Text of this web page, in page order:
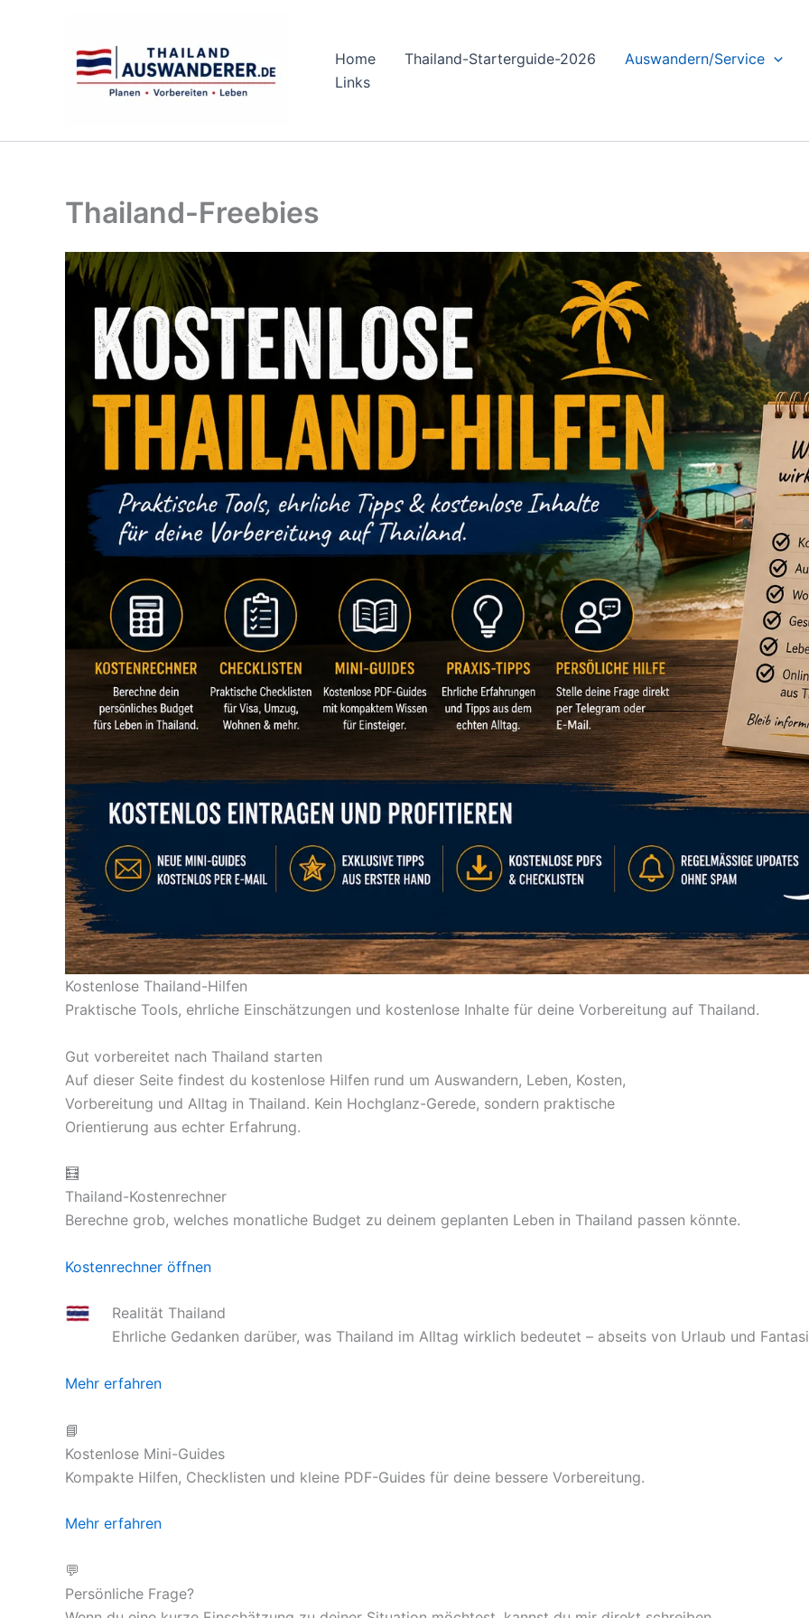
Home Thailand-Starterguide-2026
Auswandern/Service
Links
Thailand-Freebies
Kostenlose Thailand-Hilfen
Praktische Tools, ehrliche Einschätzungen und kostenlose Inhalte für deine Vorbereitung auf Thailand.
Gut vorbereitet nach Thailand starten
Auf dieser Seite findest du kostenlose Hilfen rund um Auswandern, Leben, Kosten,
Vorbereitung und Alltag in Thailand. Kein Hochglanz-Gerede, sondern praktische
Orientierung aus echter Erfahrung.
🧮
Thailand-Kostenrechner
Berechne grob, welches monatliche Budget zu deinem geplanten Leben in Thailand passen könnte.
Kostenrechner öffnen
Realität Thailand
Ehrliche Gedanken darüber, was Thailand im Alltag wirklich bedeutet – abseits von Urlaub und
Mehr erfahren
📘
Kostenlose Mini-Guides
Kompakte Hilfen, Checklisten und kleine PDF-Guides für deine bessere Vorbereitung.
Mehr erfahren
💬
Persönliche Frage?